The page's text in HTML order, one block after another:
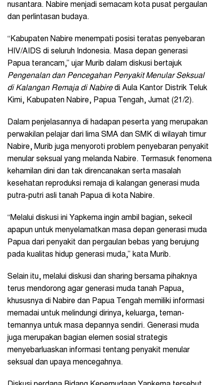
nusantara. Nabire menjadi semacam kota pusat pergaulan
dan perlintasan budaya.
“Kabupaten Nabire menempati posisi teratas penyebaran
HIV/AIDS di seluruh Indonesia. Masa depan generasi
Papua terancam,” ujar Murib dalam diskusi bertajuk
Pengenalan dan Pencegahan Penyakit Menular Seksual
di Kalangan Remaja di Nabiredi Aula Kantor Distrik Teluk
Kimi, Kabupaten Nabire, Papua Tengah, Jumat (21/2).
Dalam penjelasannya di hadapan peserta yang merupakan
perwakilan pelajar dari lima SMA dan SMK di wilayah timur
Nabire, Murib juga menyoroti problem penyebaran penyakit
menular seksual yang melanda Nabire. Termasuk fenomena
kehamilan dini dan tak direncanakan serta masalah
kesehatan reproduksi remaja di kalangan generasi muda
putra-putri asli tanah Papua di kota Nabire.
“Melalui diskusi ini Yapkema ingin ambil bagian, sekecil
apapun untuk menyelamatkan masa depan generasi muda
Papua dari penyakit dan pergaulan bebas yang berujung
pada kualitas hidup generasi muda,” kata Murib.
Selain itu, melalui diskusi dan sharing bersama pihaknya
terus mendorong agar generasi muda tanah Papua,
khususnya di Nabire dan Papua Tengah memiliki informasi
memadai untuk melindungi dirinya, keluarga, teman-
temannya untuk masa depannya sendiri. Generasi muda
juga merupakan bagian elemen sosial strategis
menyebarluaskan informasi tentang penyakit menular
seksual dan upaya mencegahnya.